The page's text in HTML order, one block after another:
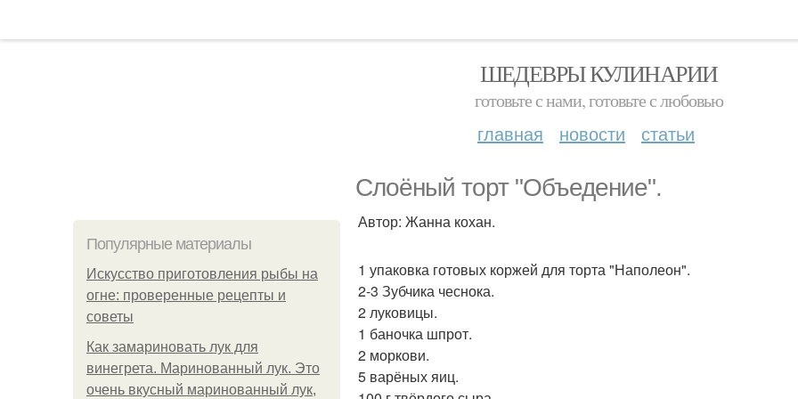
ШЕДЕВРЫ КУЛИНАРИИ
готовьте с нами, готовьте с любовью
главная новости статьи
Слоёный торт "Объедение".
Популярные материалы
Искусство приготовления рыбы на
огне: проверенные рецепты и
советы
Как замариновать лук для
винегрета. Маринованный лук. Это
очень вкусный маринованный лук,
Автор: Жанна кохан.
1 упаковка готовых коржей для торта "Наполеон".
2-3 Зубчика чеснока.
2 луковицы.
1 баночка шпрот.
2 моркови.
5 варёных яиц.